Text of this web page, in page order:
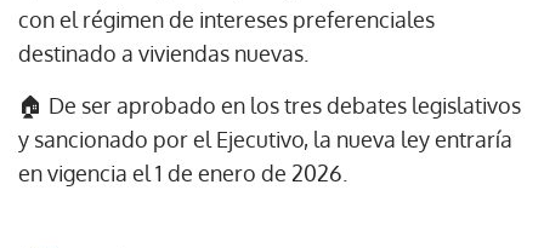
con el régimen de intereses preferenciales
destinado a viviendas nuevas.
🏠 De ser aprobado en los tres debates legislativos
y sancionado por el Ejecutivo, la nueva ley entraría
en vigencia el 1 de enero de 2026.